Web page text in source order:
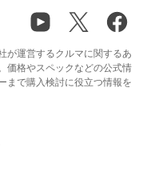
が運営するクルマに関するあ
価格やスペックなどの公式情
まで購入検討に役立つ情報を